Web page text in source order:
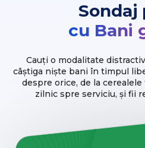
Sondaj
cu Bani
Cauți o modalitate
câștiga niște bani în timpul
despre orice, de la
zilnic spre serviciu, și fii